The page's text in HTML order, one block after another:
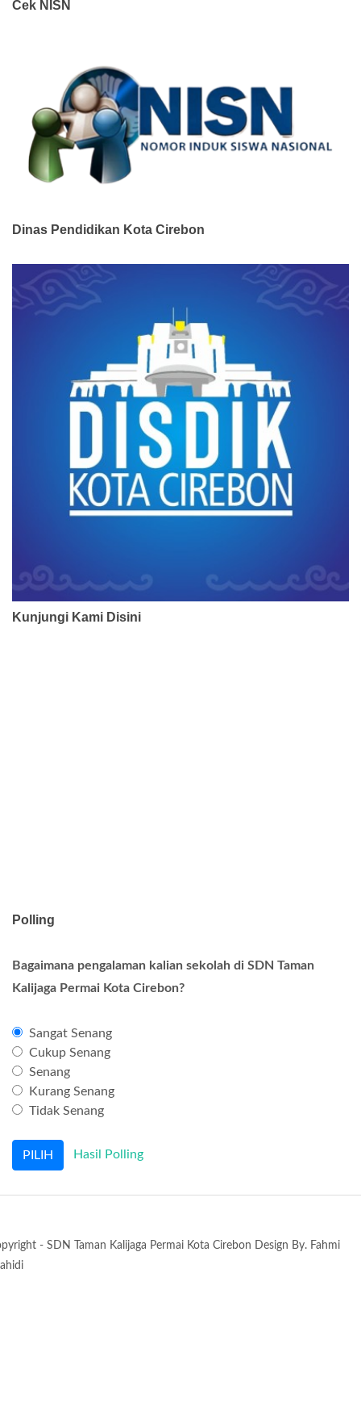
Cek NISN
Dinas Pendidikan Kota Cirebon
Kunjungi Kami Disini
Polling
Bagaimana pengalaman kalian sekolah di SDN Taman
Kalijaga Permai Kota Cirebon?
Sangat Senang
Cukup Senang
Senang
Kurang Senang
Tidak Senang
Hasil Polling
- SDN Taman Kalijaga Permai Kota Cirebon Design By. Fahmi